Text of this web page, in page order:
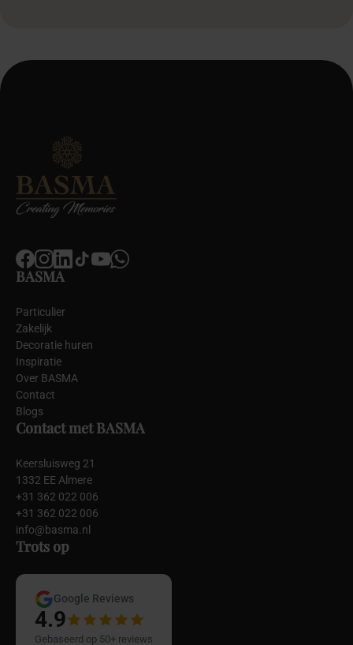
BASMA
Particulier
Zakelijk
Decoratie huren
Inspiratie
Over BASMA
Contact
Blogs
Contact met BASMA
Keersluisweg 21
1332 EE Almere
+31 362 022 006
+31 362 022 006
info@basma.nl
Trots op
Google Reviews
4.9
Gebaseerd op 50+ reviews